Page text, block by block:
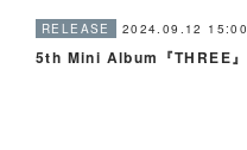
RELEASE 2024.09.12 15:00
5th Mini Album『THREE』